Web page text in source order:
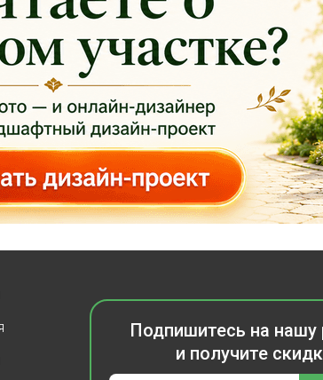
Подпишитесь на нашу
и получите